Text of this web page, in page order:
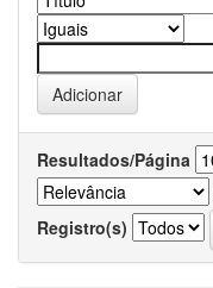
Resultados/Página
Registro(s)